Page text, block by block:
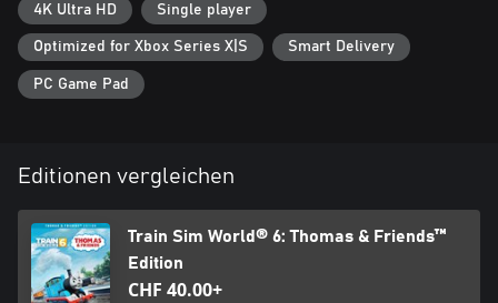
4K Ultra HD Single player
Optimized for Xbox Series X|S Smart Delivery
PC Game Pad
Editionen vergleichen
Train Sim World® 6: Thomas & Friends™
Edition
CHF 40.00+